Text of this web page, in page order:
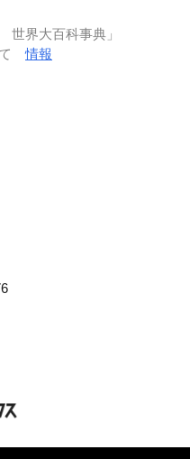
界大百科事典」
て情報